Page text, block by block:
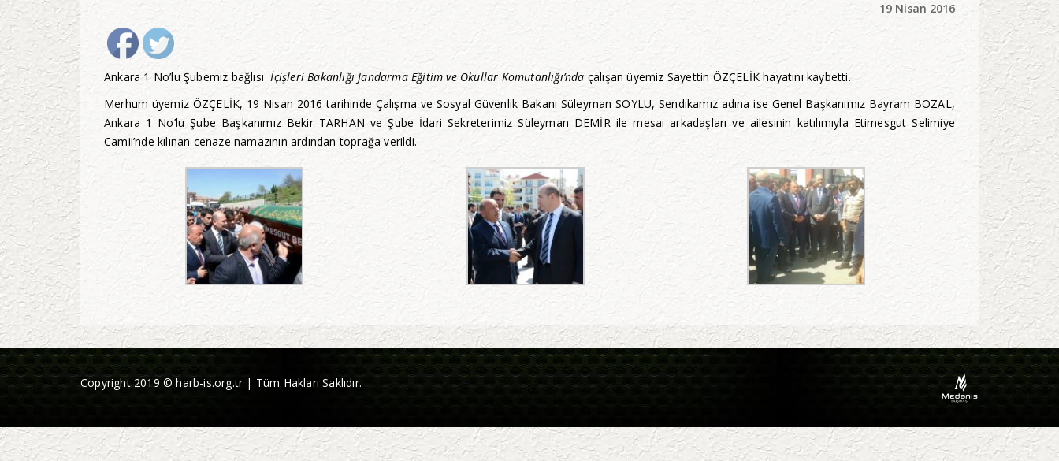
19 Nisan 2016
Ankara 1 No’lu Şubemiz bağlısıİçişleri Bakanlığı Jandarma Eğitim ve Okullar Komutanlığı’nda çalışan üyemiz Sayettin ÖZÇELİK hayatını kaybetti.
Merhum üyemiz ÖZÇELİK, 19 Nisan 2016 tarihinde Çalışma ve Sosyal Güvenlik Bakanı Süleyman SOYLU, Sendikamız adına ise Genel Başkanımız Bayram BOZAL,
Ankara 1 No’lu Şube Başkanımız Bekir TARHAN ve Şube İdari Sekreterimiz Süleyman DEMİR ile mesai arkadaşları ve ailesinin katılımıyla Etimesgut Selimiye
Camii’nde kılınan cenaze namazının ardından toprağa verildi.
Copyright 2019 © harb-is.org.tr | Tüm Hakları Saklıdır.